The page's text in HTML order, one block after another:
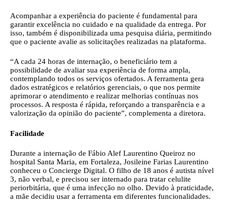
Acompanhar a experiência do paciente é fundamental para
garantir excelência no cuidado e na qualidade da entrega. Por
isso, também é disponibilizada uma pesquisa diária, permitindo
que o paciente avalie as solicitações realizadas na plataforma.
“A cada 24 horas de internação, o beneficiário tem a
possibilidade de avaliar sua experiência de forma ampla,
contemplando todos os serviços ofertados. A ferramenta gera
dados estratégicos e relatórios gerenciais, o que nos permite
aprimorar o atendimento e realizar melhorias contínuas nos
processos. A resposta é rápida, reforçando a transparência e a
valorização da opinião do paciente”, complementa a diretora.
Facilidade
Durante a internação de Fábio Alef Laurentino Queiroz no
hospital Santa Maria, em Fortaleza, Josileine Farias Laurentino
conheceu o Concierge Digital. O filho de 18 anos é autista nível
3, não verbal, e precisou ser internado para tratar celulite
periorbitária, que é uma infecção no olho. Devido à praticidade,
a mãe decidiu usar a ferramenta em diferentes funcionalidades.